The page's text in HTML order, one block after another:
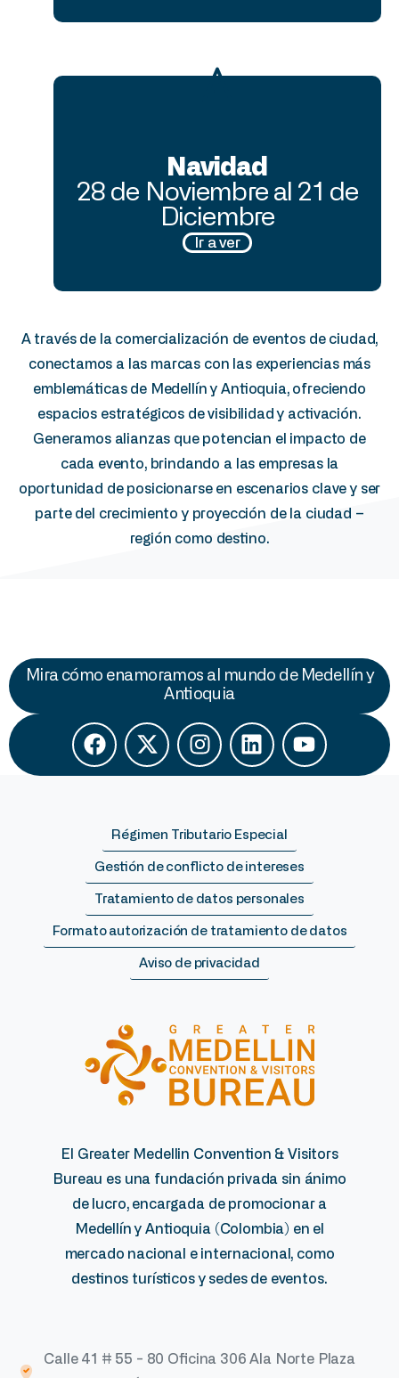
Navidad
28 de Noviembre al 21 de
Diciembre
Ir a ver
A través de la comercialización de eventos de ciudad,
conectamos a las marcas con las experiencias más
emblemáticas de Medellín y Antioquia, ofreciendo
espacios estratégicos de visibilidad y activación.
Generamos alianzas que potencian el impacto de
cada evento, brindando a las empresas la
oportunidad de posicionarse en escenarios clave y ser
parte del crecimiento y proyección de la ciudad –
región como destino.
Mira cómo enamoramos al mundo de Medellín y
Antioquia
Régimen Tributario Especial
Gestión de conflicto de intereses
Tratamiento de datos personales
Formato autorización de tratamiento de datos
Aviso de privacidad
El Greater Medellin Convention & Visitors
Bureau es una fundación privada sin ánimo
de lucro, encargada de promocionar a
Medellín y Antioquia (Colombia) en el
mercado nacional e internacional, como
destinos turísticos y sedes de eventos.
Calle 41 # 55 - 80 Oficina 306 Ala Norte Plaza